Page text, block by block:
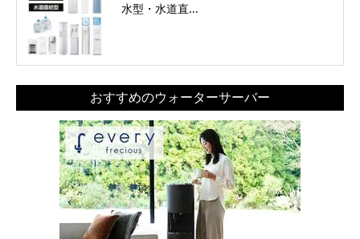
水型・水道直...
おすすめのウォーターサーバー